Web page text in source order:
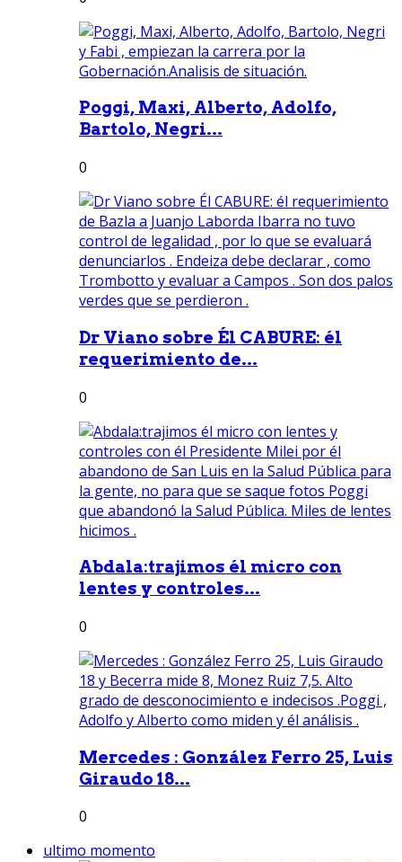
Poggi, Maxi, Alberto, Adolfo,
Bartolo, Negri...
0
Dr Viano sobre Él CABURE: él
requerimiento de...
0
Abdala:trajimos él micro con
lentes y controles...
0
Mercedes : González Ferro 25, Luis
Giraudo 18...
0
ultimo momento